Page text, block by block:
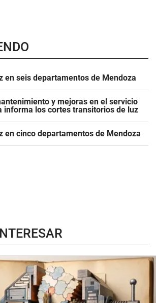
en seis departamentos de Mendoza
y mejoras en el servicio
informa los cortes transitorios de luz
en cinco departamentos de Mendoza